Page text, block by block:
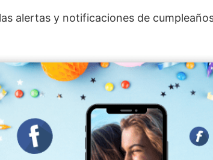
alertas y notificaciones de